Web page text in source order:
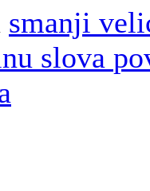
smanji